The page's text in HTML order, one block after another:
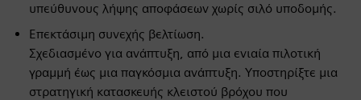
υπεύθυνους λήψης αποφάσεων χωρίς σιλό υποδομής.
Επεκτάσιμη συνεχής βελτίωση.
Σχεδιασμένο για ανάπτυξη, από μια ενιαία πιλοτική
γραμμή έως μια παγκόσμια ανάπτυξη. Υποστηρίξτε μια
στρατηγική κατασκευής κλειστού βρόχου που